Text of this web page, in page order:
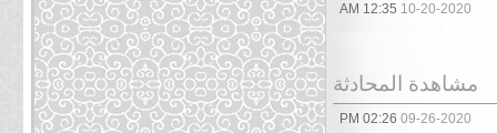
10-20-2020
12:35 AM
مشاهدة المحادثة
09-26-2020
02:26 PM